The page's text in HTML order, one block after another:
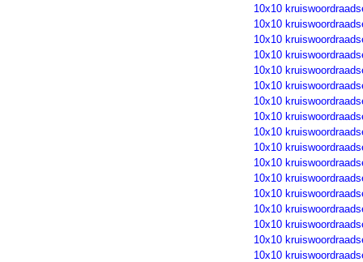
10x10
10x10
10x10
10x10
10x10
10x10
10x10
10x10
10x10
10x10
10x10
10x10
10x10
10x10
10x10
10x10
10x10